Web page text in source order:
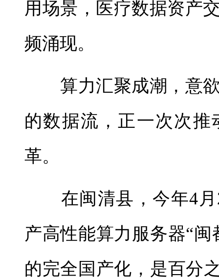
用场景，医疗数据资产
频涌现。
算力汇聚成潮，意欲
的数据流，正一次次
革。
在闽清县，今年4月
产高性能算力服务器“
的完全国产化，是百分